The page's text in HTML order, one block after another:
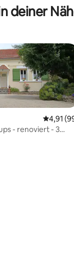
deiner
von 5, 509
4,91
- renoviert - 3